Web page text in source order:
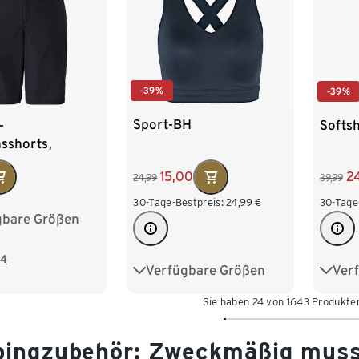
Größen
40 42
-39%
Sport-BH
24,99 15,00
30-Tage-Bestpreis: 24,99 €
Verfügbare Größen
75B 75C 80B
80D 85B
85C
-39%
39,99
30-
XS
M
Sie haben 24 von 1643
Zweckmäßig